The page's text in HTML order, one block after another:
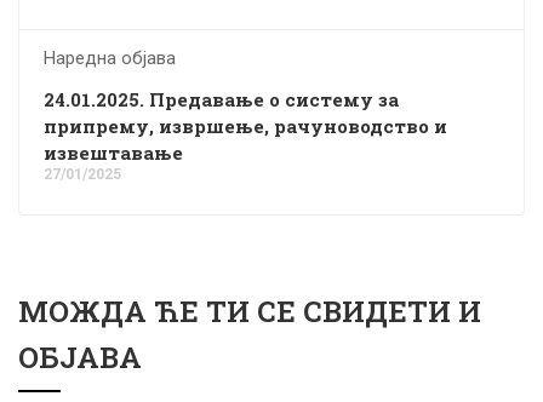
Наредна објава
24.01.2025. Предавање о систему за
припрему, извршење, рачуноводство и
извештавање
27/01/2025
МОЖДА ЋЕ ТИ СЕ СВИДЕТИ И
ОБЈАВА